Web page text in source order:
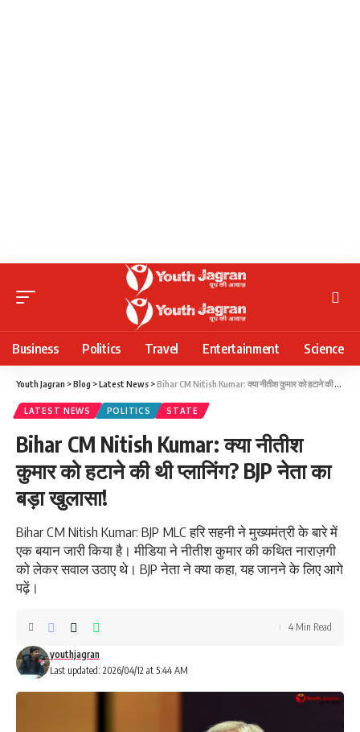
Business Politics Travel Entertainment Science
Youth Jagran >Blog >Latest News >Bihar CM Nitish Kumar: क्या नीतीश कुमार को हटाने की थी प्लानिंग? BJP नेता का बड़ा खुलासा!
LATEST NEWS POLITICS STATE
Bihar CM Nitish Kumar: क्या नीतीश
कुमार को हटाने की थी प्लानिंग? BJP नेता का
बड़ा खुलासा!
Bihar CM Nitish Kumar: BJP MLC हरि सहनी ने मुख्यमंत्री के बारे में
एक बयान जारी किया है। मीडिया ने नीतीश कुमार की कथित नाराज़गी
को लेकर सवाल उठाए थे। BJP नेता ने क्या कहा, यह जानने के लिए आगे
पढ़ें।
Last updated: 2026/04/12 at 5:44 AM
youthjagran
4 Min Read